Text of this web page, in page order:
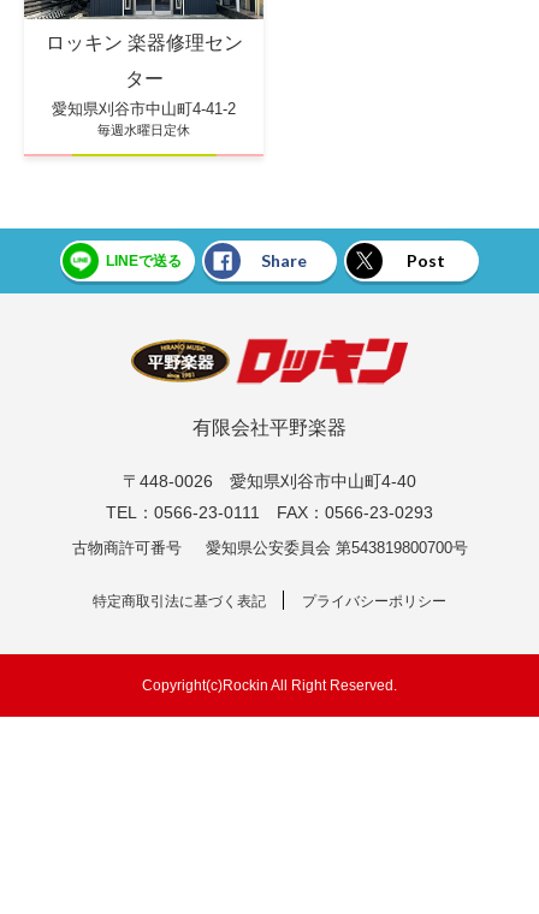
ロッキン 楽器修理セン
ター
愛知県刈谷市中山町4-41-2
毎週水曜日定休
LINEで送る Share Post
有限会社平野楽器
〒448-0026 愛知県刈谷市中山町4-40
TEL：0566-23-0111 FAX：0566-23-0293
古物商許可番号 愛知県公安委員会 第543819800700号
特定商取引法に基づく表記 プライバシーポリシー
Copyright(c)Rockin All Right Reserved.